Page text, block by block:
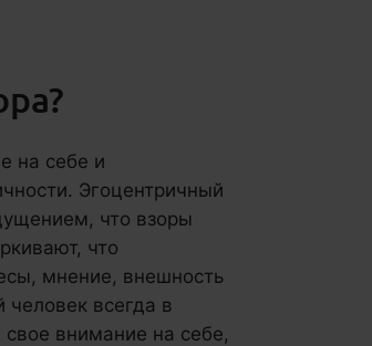
на себе и
Эгоцентричный
что взоры
что
мнение, внешность
всегда в
внимание на себе,